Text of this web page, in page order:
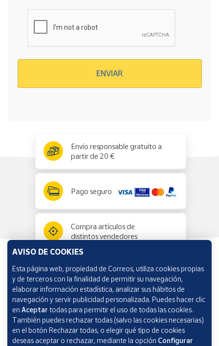
ENVIAR
Envío responsable gratuito a
partir de 20 €
Pago seguro
Compra artículos de
distintos vendedores
Información y ayuda
Correos Market
AVISO DE COOKIES
Esta página web, propiedad de Correos, utiliza cookies propias
y de terceros con la finalidad de permitir su navegación,
elaborar información estadística, analizar sus hábitos de
navegación y servir publicidad personalizada. Puedes hacer clic
en Aceptar todas para permitir el uso de todas las cookies.
También puedes rechazar todas (salvo las cookies necesarias)
en el botón Rechazar todas, o elegir qué tipo de cookies
deseas aceptar o rechazar, mediante la opción Configurar